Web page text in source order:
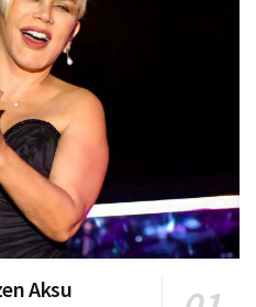
Aksu